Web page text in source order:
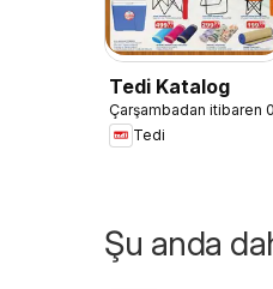
Tedi Katalog
Çarşambadan itibaren
Tedi
Şu anda